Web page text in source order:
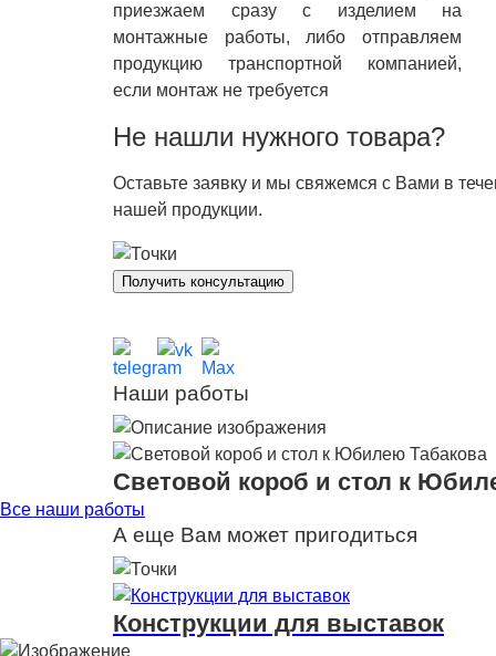
приезжаем сразу с изделием на
монтажные работы, либо отправляем
продукцию транспортной компанией,
если монтаж не требуется
Не нашли нужного товара?
Оставьте заявку и мы свяжемся с Вами в
нашей продукции.
Получить консультацию
Наши работы
Световой короб и стол к
Все наши работы
А еще Вам может пригодиться
Конструкции для выставок